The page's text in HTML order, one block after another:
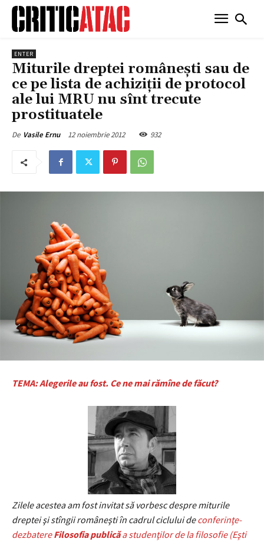
ENTER
Miturile dreptei româneşti sau de
ce pe lista de achiziţii de protocol
ale lui MRU nu sînt trecute
prostituatele
De Vasile Ernu 12 noiembrie 2012 932
TEMA: Alegerile au fost. Ce ne mai rămîne de făcut?
Zilele acestea am fost invitat să vorbesc despre miturile
dreptei şi stîngii româneşti în cadrul ciclului deconferinţe-
dezbatereFilosofia publicăa studenţilor de la filosofie (Eşti